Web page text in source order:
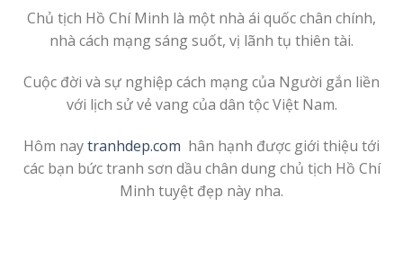
Chủ tịch Hồ Chí Minh là một nhà ái quốc chân chính,
nhà cách mạng sáng suốt, vị lãnh tụ thiên tài.
Cuộc đời và sự nghiệp cách mạng của Người gắn liền
với lịch sử vẻ vang của dân tộc Việt Nam.
Hôm naytranhdep.com hân hạnh được giới thiệu tới
các bạn bức tranh sơn dầu chân dung chủ tịch Hồ Chí
Minh tuyệt đẹp này nha.